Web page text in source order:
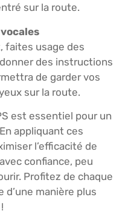
sur la route.
faites usage des
des instructions
de garder vos
sur la route.
est essentiel pour un
appliquant ces
l’efficacité de
confiance, peu
Profitez de chaque
manière plus